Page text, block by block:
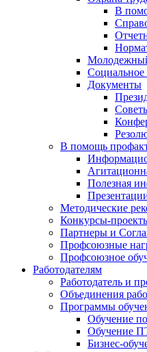
В
Социальное
Документы
В помощь
Полезная
Методические
Конкурсы-
Партнеры и
Профсоюзные
Профсоюзное
Работодателям
Работодатель и
Объединения
Программы
Обучение
Обучение
Бизнес-